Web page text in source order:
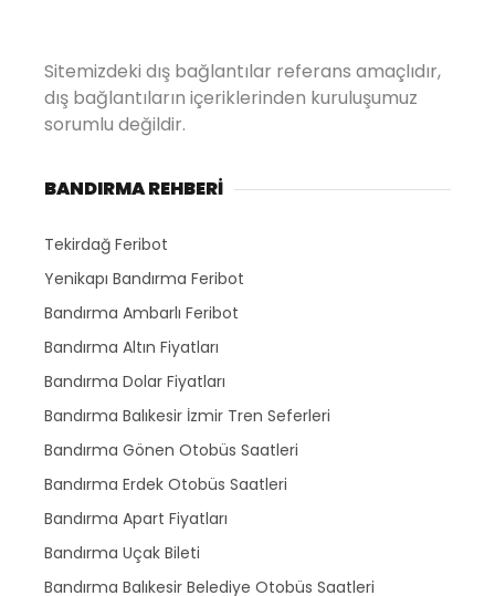
Sitemizdeki dış bağlantılar referans amaçlıdır,
dış bağlantıların içeriklerinden kuruluşumuz
sorumlu değildir.
BANDIRMA REHBERİ
Tekirdağ Feribot
Yenikapı Bandırma Feribot
Bandırma Ambarlı Feribot
Bandırma Altın Fiyatları
Bandırma Dolar Fiyatları
Bandırma Balıkesir İzmir Tren Seferleri
Bandırma Gönen Otobüs Saatleri
Bandırma Erdek Otobüs Saatleri
Bandırma Apart Fiyatları
Bandırma Uçak Bileti
Bandırma Balıkesir Belediye Otobüs Saatleri